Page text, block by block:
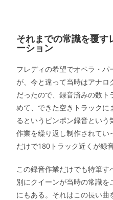
それまでの常識を覆す
ーション
フレディの希望でオペラ・
が、今と違って当時はアナ
だったので、録音済みの数ト
めて、できた空きトラック
るというピンポン録音とい
作業を繰り返し制作されて
だけで180トラック近くが録
この録音作業だけでも特筆
別にクイーンが当時の常識
にもある。それはこの長い曲